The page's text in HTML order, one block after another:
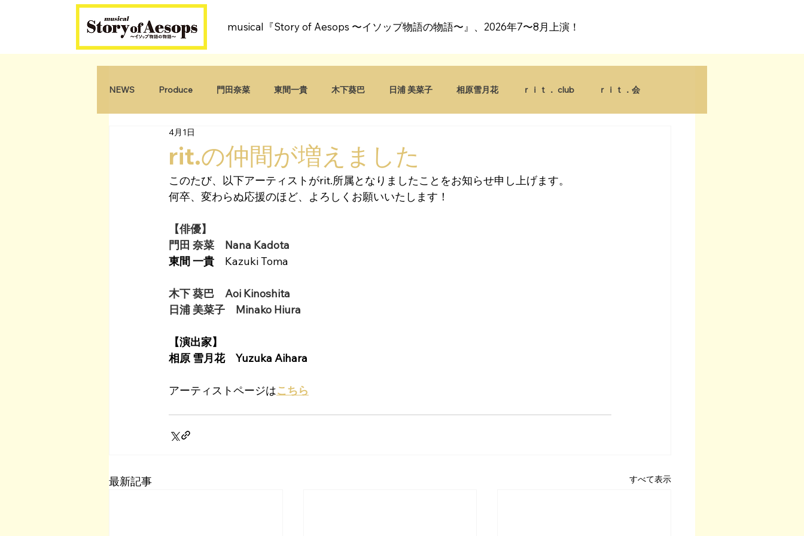
musical『Story of Aesops 〜イソップ物語の物語〜』、2026年7〜8月上演！
NEWS Produce 門田奈菜 東間一貴 木下葵巴 日浦 美菜子 相原雪月花 ｒｉｔ． club ｒｉｔ．会
rit.の仲間が増えました
4月1日
このたび、以下アーティストがrit.所属となりましたことをお知らせ申し上げます。
何卒、変わらぬ応援のほど、よろしくお願いいたします！
【俳優】
門田 奈菜　Nana Kadota
東間 一貴 Kazuki Toma
木下 葵巴　Aoi Kinoshita
日浦 美菜子　Minako Hiura
【演出家】
相原 雪月花　Yuzuka Aihara
アーティストページはこちら
最新記事 すべて表示